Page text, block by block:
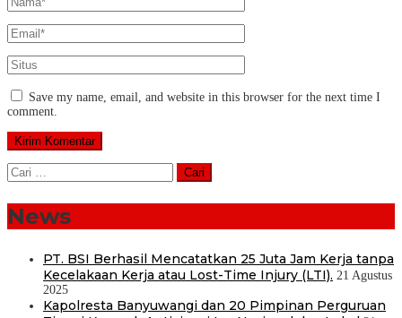
Save my name, email, and website in this browser for the next time I
comment.
Cari
untuk:
News
PT. BSI Berhasil Mencatatkan 25 Juta Jam Kerja tanpa
Kecelakaan Kerja atau Lost-Time Injury (LTI). 21 Agustus
2025
Kapolresta Banyuwangi dan 20 Pimpinan Perguruan